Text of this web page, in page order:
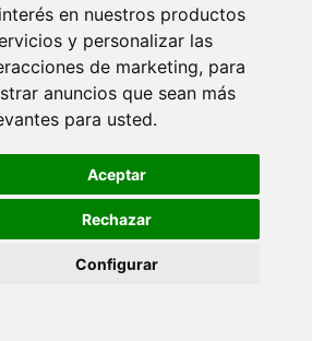
en nuestros productos
y personalizar las
de marketing, para
anuncios que sean más
para usted.
Aceptar
Rechazar
Configurar
Metalizados
Cm 100 Unidades